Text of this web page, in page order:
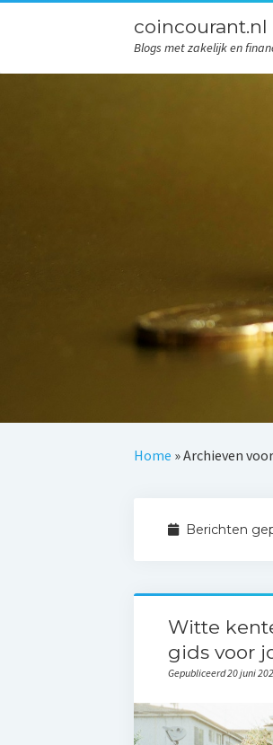
coincourant.nl
Blogs met zakelijk en
Home »Archieven
Berichten
Witte
gids voor
Gepubliceerd 20 juni